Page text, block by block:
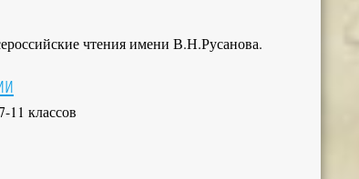
чтения имени В.Н.Русанова.
11 классов